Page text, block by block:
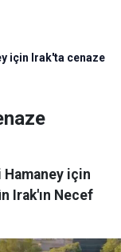
için Irak'ta cenaze
için
Irak'ın Necef